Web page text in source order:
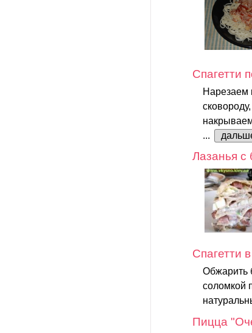
Спагетти
Нарезаем
...
Лазанья с
Спагетти
Обжарить
соломкой
Пицца